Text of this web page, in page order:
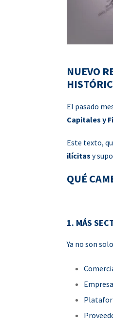
NUEVO
El pasado
Capitales y
Este texto,
ilícitas y
QUÉ
1. MÁS
Ya no son